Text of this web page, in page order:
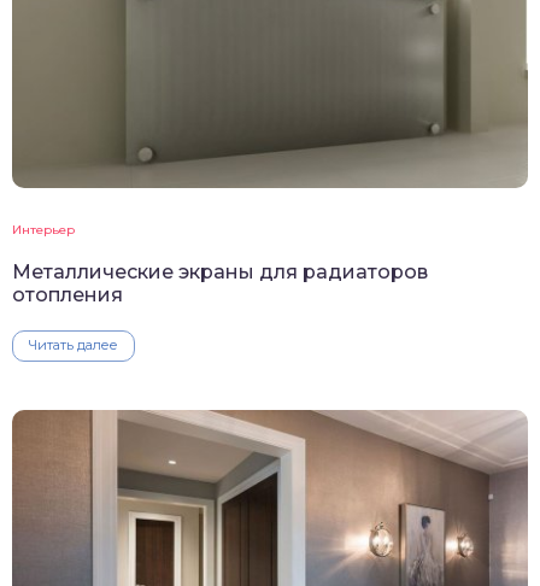
Интерьер
Металлические экраны для радиаторов
отопления
Читать далее